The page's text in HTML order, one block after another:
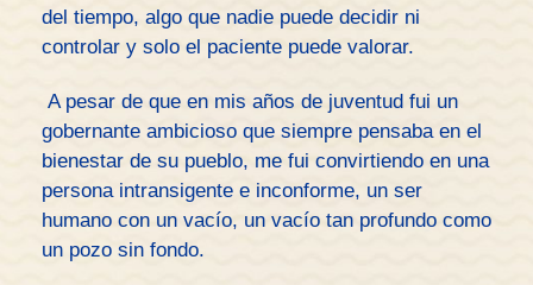
del tiempo, algo que nadie puede decidir ni
controlar y solo el paciente puede valorar.
A pesar de que en mis años de juventud fui un
gobernante ambicioso que siempre pensaba en el
bienestar de su pueblo, me fui convirtiendo en una
persona intransigente e inconforme, un ser
humano con un vacío, un vacío tan profundo como
un pozo sin fondo.